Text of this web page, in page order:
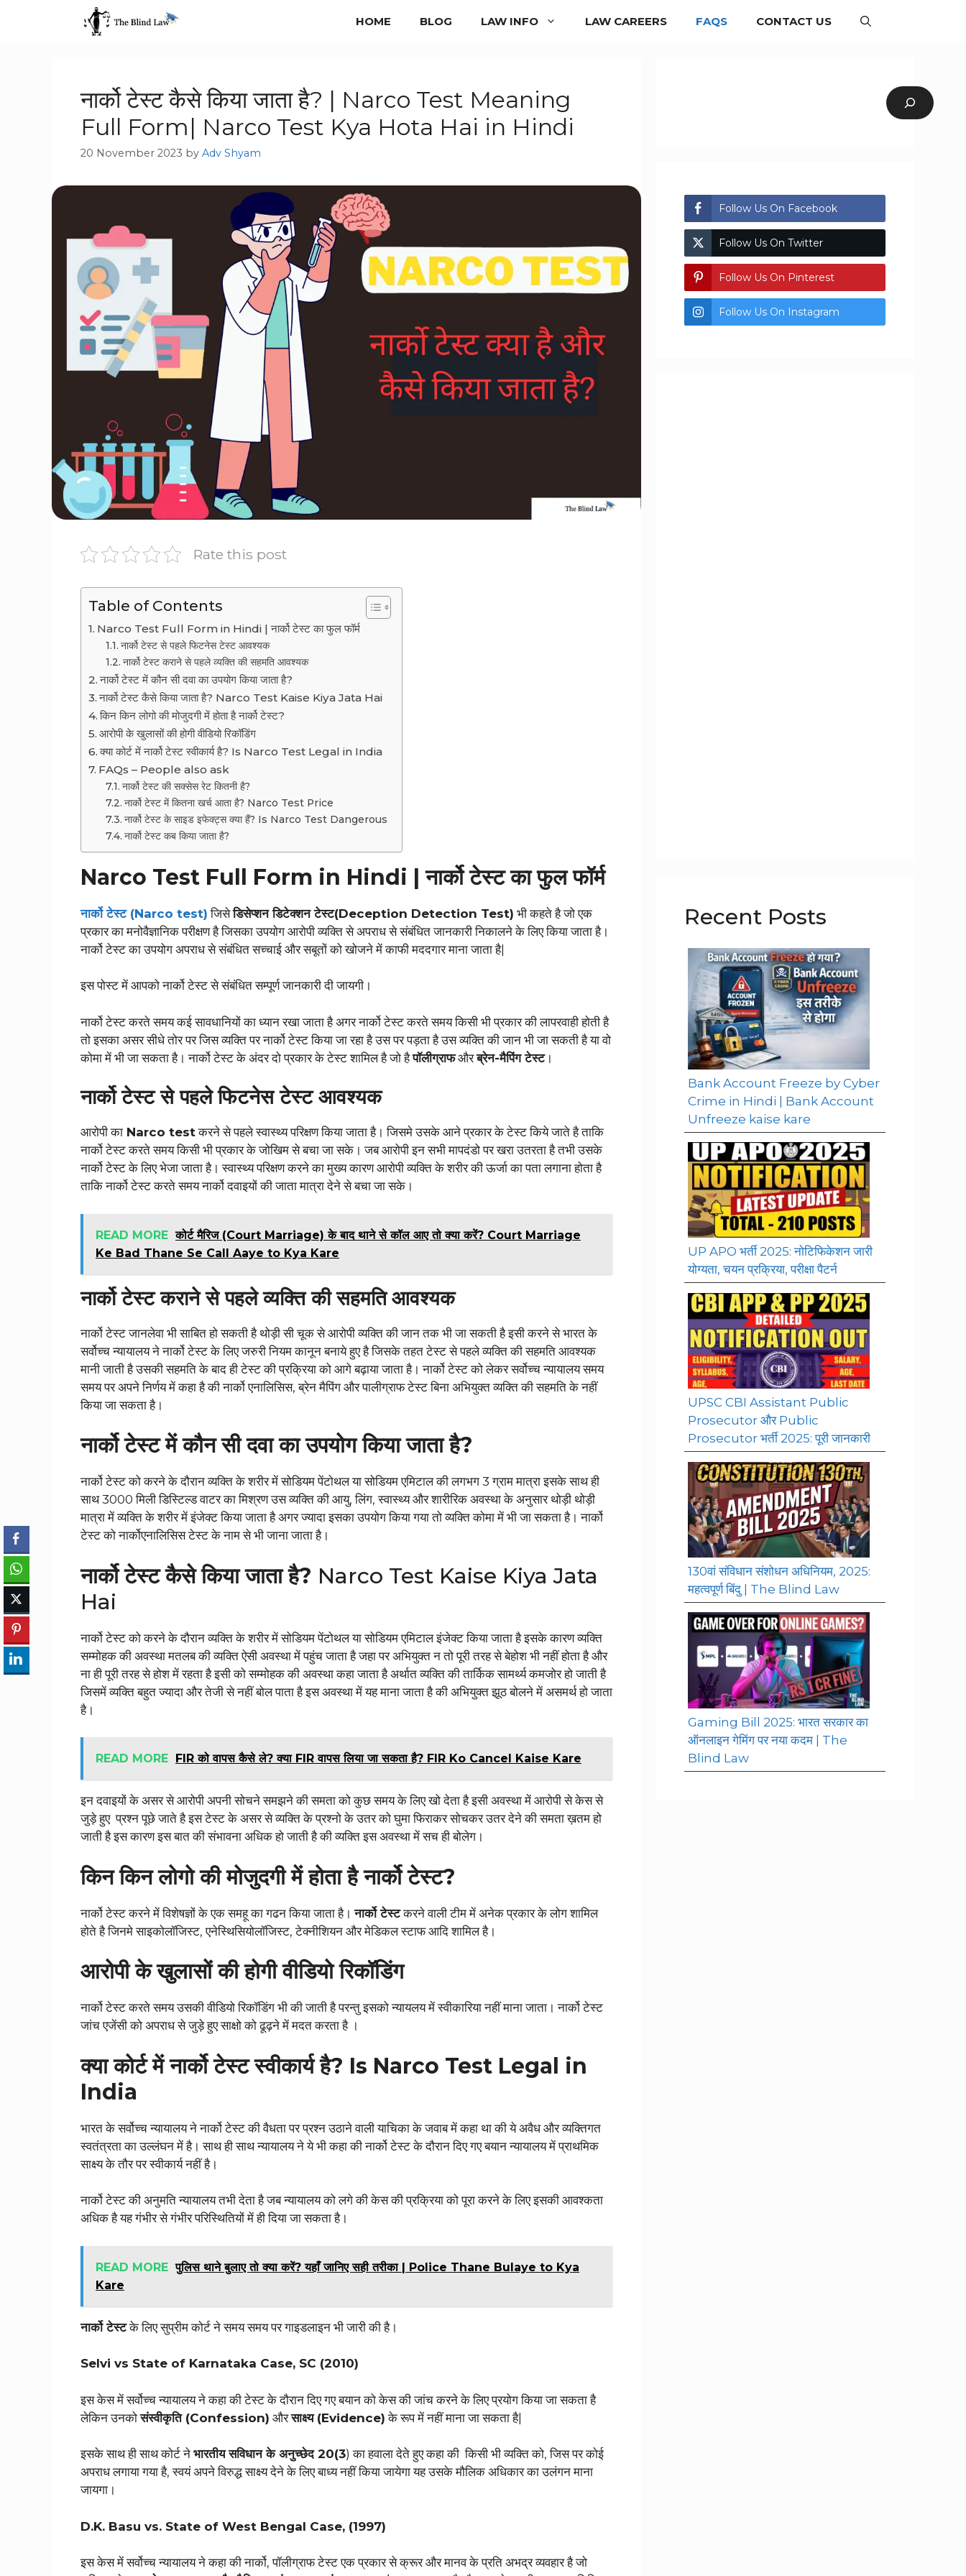
HOME BLOG LAW INFO LAW CAREERS FAQS CONTACT US
नार्को टेस्ट कैसे किया जाता है? | Narco Test Meaning
Full Form| Narco Test Kya Hota Hai in Hindi
20 November 2023 by Adv Shyam
Rate this post
Table of Contents
Narco Test Full Form in Hindi | नार्को टेस्ट का फुल फॉर्म
नार्को टेस्ट से पहले फिटनेस टेस्ट आवश्यक
नार्को टेस्ट कराने से पहले व्यक्ति की सहमति आवश्यक
नार्को टेस्ट में कौन सी दवा का उपयोग किया जाता है?
नार्को टेस्ट कैसे किया जाता है? Narco Test Kaise Kiya Jata Hai
किन किन लोगो की मोजुदगी में होता है नार्को टेस्ट?
आरोपी के खुलासों की होगी वीडियो रिकॉडिंग
क्या कोर्ट में नार्को टेस्ट स्वीकार्य है? Is Narco Test Legal in India
FAQs – People also ask
नार्को टेस्ट की सक्सेस रेट कितनी है?
नार्को टेस्ट में कितना खर्च आता है? Narco Test Price
नार्को टेस्ट के साइड इफेक्ट्स क्या हैं? Is Narco Test Dangerous
नार्को टेस्ट कब किया जाता है?
Narco Test Full Form in Hindi | नार्को टेस्ट का फुल फॉर्म
नार्को टेस्ट (Narco test) जिसेडिसेप्शन डिटेक्शन टेस्ट(Deception Detection Test) भी कहते है जो एक
प्रकार का मनोवैज्ञानिक परीक्षण है जिसका उपयोग आरोपी व्यक्ति से अपराध से संबंधित जानकारी निकालने के लिए किया जाता है।
नार्को टेस्ट का उपयोग अपराध से संबंधित सच्चाई और सबूतों को खोजने में काफी मददगार माना जाता है|
इस पोस्ट में आपको नार्को टेस्ट से संबंधित सम्पूर्ण जानकारी दी जायगी।
नार्को टेस्ट करते समय कई सावधानियों का ध्यान रखा जाता है अगर नार्को टेस्ट करते समय किसी भी प्रकार की लापरवाही होती है
तो इसका असर सीधे तोर पर जिस व्यक्ति पर नार्को टेस्ट किया जा रहा है उस पर पड़ता है उस व्यक्ति की जान भी जा सकती है या वो
कोमा में भी जा सकता है। नार्को टेस्ट के अंदर दो प्रकार के टेस्ट शामिल है जो हैपॉलीग्राफऔरब्रेन-मैपिंग टेस्ट।
नार्को टेस्ट से पहले फिटनेस टेस्ट आवश्यक
आरोपी का Narco testकरने से पहले स्वास्थ्य परिक्षण किया जाता है। जिसमे उसके आने प्रकार के टेस्ट किये जाते है ताकि
नार्को टेस्ट करते समय किसी भी प्रकार के जोखिम से बचा जा सके। जब आरोपी इन सभी मापदंडो पर खरा उतरता है तभी उसके
नार्को टेस्ट के लिए भेजा जाता है। स्वास्थ्य परिक्षण करने का मुख्य कारण आरोपी व्यक्ति के शरीर की ऊर्जा का पता लगाना होता है
ताकि नार्को टेस्ट करते समय नार्को दवाइयों की जाता मात्रा देने से बचा जा सके।
READ MORE कोर्ट मैरिज (Court Marriage) के बाद थाने से कॉल आए तो क्या करें? Court Marriage
Ke Bad Thane Se Call Aaye to Kya Kare
नार्को टेस्ट कराने से पहले व्यक्ति की सहमति आवश्यक
नार्को टेस्ट जानलेवा भी साबित हो सकती है थोड़ी सी चूक से आरोपी व्यक्ति की जान तक भी जा सकती है इसी करने से भारत के
सर्वोच्च न्यायालय ने नार्को टेस्ट के लिए जरुरी नियम कानून बनाये हुए है जिसके तहत टेस्ट से पहले व्यक्ति की सहमति आवश्यक
मानी जाती है उसकी सहमति के बाद ही टेस्ट की प्रक्रिया को आगे बढ़ाया जाता है। नार्को टेस्ट को लेकर सर्वोच्च न्यायालय समय
समय पर अपने निर्णय में कहा है की नार्को एनालिसिस, ब्रेन मैपिंग और पालीग्राफ टेस्‍ट बिना अभियुक्त व्यक्ति की सहमति के नहीं
किया जा सकता है।
नार्को टेस्ट में कौन सी दवा का उपयोग किया जाता है?
नार्को टेस्ट को करने के दौरान व्यक्ति के शरीर में सोडियम पेंटोथल या सोडियम एमिटाल की लगभग 3 ग्राम मात्रा इसके साथ ही
साथ 3000 मिली डिस्टिल्ड वाटर का मिश्रण उस व्यक्ति की आयु, लिंग, स्वास्थ्य और शारीरिक अवस्था के अनुसार थोड़ी थोड़ी
मात्रा में व्यक्ति के शरीर में इंजेक्ट किया जाता है अगर ज्यादा इसका उपयोग किया गया तो व्यक्ति कोमा में भी जा सकता है। नार्को
टेस्ट को नार्कोएनालिसिस टेस्ट के नाम से भी जाना जाता है।
नार्को टेस्ट कैसे किया जाता है? Narco Test Kaise Kiya Jata
Hai
नार्को टेस्ट को करने के दौरान व्यक्ति के शरीर में सोडियम पेंटोथल या सोडियम एमिटाल इंजेक्ट किया जाता है इसके कारण व्यक्ति
सम्मोहक की अवस्था मतलब की व्यक्ति ऐसी अवस्था में पहुंच जाता है जहा पर अभियुक्त न तो पूरी तरह से बेहोश भी नहीं होता है और
ना ही पूरी तरह से होश में रहता है इसी को सम्मोहक की अवस्था कहा जाता है अर्थात व्यक्ति की तार्किक सामर्थ्य कमजोर हो जाती है
जिसमें व्यक्ति बहुत ज्यादा और तेजी से नहीं बोल पाता है इस अवस्था में यह माना जाता है की अभियुक्त झूठ बोलने में असमर्थ हो जाता
है।
READ MORE FIR को वापस कैसे ले? क्या FIR वापस लिया जा सकता है? FIR Ko Cancel Kaise Kare
इन दवाइयों के असर से आरोपी अपनी सोचने समझने की समता को कुछ समय के लिए खो देता है इसी अवस्था में आरोपी से केस से
जुड़े हुए प्रश्न पूछे जाते है इस टेस्ट के असर से व्यक्ति के प्रश्नो के उतर को घुमा फिराकर सोचकर उतर देने की समता ख़तम हो
जाती है इस कारण इस बात की संभावना अधिक हो जाती है की व्यक्ति इस अवस्था में सच ही बोलेग।
किन किन लोगो की मोजुदगी में होता है नार्को टेस्ट?
नार्को टेस्ट करने में विशेषज्ञों के एक समहू का गढन किया जाता है।नार्को टेस्टकरने वाली टीम में अनेक प्रकार के लोग शामिल
होते है जिनमे साइकोलॉजिस्ट, एनेस्थिसियोलॉजिस्ट, टेक्नीशियन और मेडिकल स्टाफ आदि शामिल है।
आरोपी के खुलासों की होगी वीडियो रिकॉडिंग
नार्को टेस्ट करते समय उसकी वीडियो रिकॉडिंग भी की जाती है परन्तु इसको न्यायलय में स्वीकारिया नहीं माना जाता। नार्को टेस्ट
जांच एजेंसी को अपराध से जुड़े हुए साक्षो को ढूढ़ने में मदत करता है ।
क्या कोर्ट में नार्को टेस्ट स्वीकार्य है? Is Narco Test Legal in
India
भारत के सर्वोच्च न्यायालय ने नार्को टेस्ट की वैधता पर प्रश्न उठाने वाली याचिका के जवाब में कहा था की ये अवैध और व्यक्तिगत
स्वतंत्रता का उल्लंघन में है। साथ ही साथ न्यायालय ने ये भी कहा की नार्को टेस्ट के दौरान दिए गए बयान न्यायालय में प्राथमिक
साक्ष्य के तौर पर स्वीकार्य नहीं है।
नार्को टेस्ट की अनुमति न्यायालय तभी देता है जब न्यायालय को लगे की केस की प्रक्रिया को पूरा करने के लिए इसकी आवश्कता
अधिक है यह गंभीर से गंभीर परिस्थितियों में ही दिया जा सकता है।
READ MORE पुलिस थाने बुलाए तो क्या करें? यहाँ जानिए सही तरीका | Police Thane Bulaye to Kya
Kare
नार्को टेस्‍टके लिए सुप्रीम कोर्ट ने समय समय पर गाइडलाइन भी जारी की है।
Selvi vs State of Karnataka Case, SC (2010)
इस केस में सर्वोच्च न्यायालय ने कहा की टेस्ट के दौरान दिए गए बयान को केस की जांच करने के लिए प्रयोग किया जा सकता है
लेकिन उनकोसंस्वीकृति (Confession) औरसाक्ष्य (Evidence) के रूप में नहीं माना जा सकता है|
इसके साथ ही साथ कोर्ट ने भारतीय सविधान के अनुच्छेद 20(3) का हवाला देते हुए कहा की किसी भी व्यक्ति को, जिस पर कोई
अपराध लगाया गया है, स्वयं अपने विरुद्ध साक्ष्य देने के लिए बाध्य नहीं किया जायेगा यह उसके मौलिक अधिकार का उलंगन माना
जायगा।
D.K. Basu vs. State of West Bengal Case, (1997)
इस केस में सर्वोच्च न्यायालय ने कहा की नार्को, पॉलीग्राफ टेस्ट एक प्रकार से क्रूर और मानव के प्रति अभद्र व्यवहार है जो
Follow Us On Facebook
Follow Us On Twitter
Follow Us On Pinterest
Follow Us On Instagram
Recent Posts
Bank Account Freeze by Cyber
Crime in Hindi | Bank Account
Unfreeze kaise kare
UP APO भर्ती 2025: नोटिफिकेशन जारी
योग्यता, चयन प्रक्रिया, परीक्षा पैटर्न
UPSC CBI Assistant Public
Prosecutor और Public
Prosecutor भर्ती 2025: पूरी जानकारी
130वां संविधान संशोधन अधिनियम, 2025:
महत्वपूर्ण बिंदु | The Blind Law
Gaming Bill 2025: भारत सरकार का
ऑनलाइन गेमिंग पर नया कदम | The
Blind Law